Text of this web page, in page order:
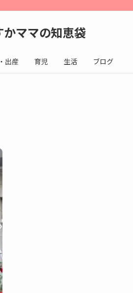
ママの知恵袋
出産 育児 生活 ブログ